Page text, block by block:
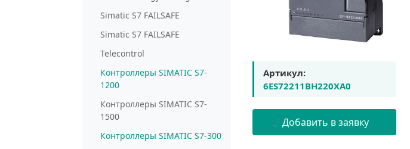
Simatic S7 FAILSAFE
Simatic S7 FAILSAFE
Telecontrol
Контроллеры SIMATIC S7-
1200
Контроллеры SIMATIC S7-
1500
Контроллеры SIMATIC S7-300
Артикул:
6ES72211BH220XA0
Добавить в заявку